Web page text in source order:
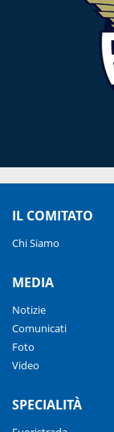
IL COMITATO
Chi Siamo
MEDIA
Notizie
Comunicati
Foto
Video
SPECIALITÀ